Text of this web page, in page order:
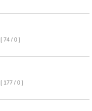
[ 74 / 0 ]
[ 177 / 0 ]